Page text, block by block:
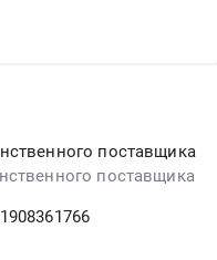
поставщика
поставщика